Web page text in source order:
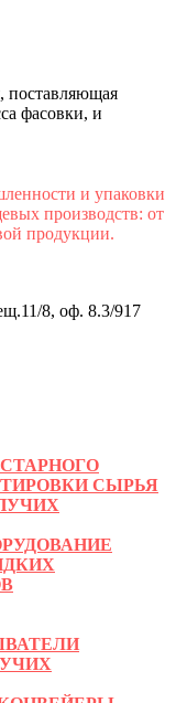
фасовки, и
и упаковки
производств: от
продукции.
8, оф. 8.3/917
СЫРЬЯ